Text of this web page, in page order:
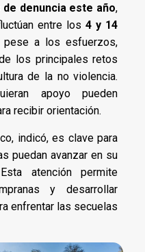
denuncia este año,
entre los4 y 14
pese a los esfuerzos,
los principales retos
de la no violencia.
apoyo pueden
recibir orientación.
indicó, es clave para
puedan avanzar en su
atención permite
y desarrollar
enfrentar las secuelas